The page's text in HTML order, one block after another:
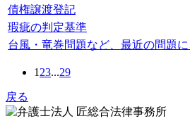
債権譲渡登記
瑕疵の判定基準
台風・竜巻問題など、最近の問題
1 23...29
戻る